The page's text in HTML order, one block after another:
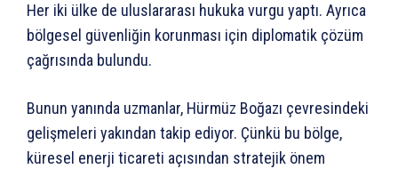
Her iki ülke de uluslararası hukuka vurgu yaptı. Ayrıca
bölgesel güvenliğin korunması için diplomatik çözüm
çağrısında bulundu.
Bunun yanında uzmanlar, Hürmüz Boğazı çevresindeki
gelişmeleri yakından takip ediyor. Çünkü bu bölge,
küresel enerji ticareti açısından stratejik önem